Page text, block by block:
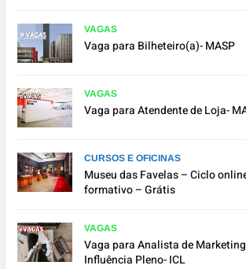
VAGAS
Vaga para Bilheteiro(a)- MASP
VAGAS
Vaga para Atendente de Loja-
CURSOS E OFICINAS
Museu das Favelas – Ciclo
formativo – Grátis
VAGAS
Vaga para Analista de
Influência Pleno- ICL